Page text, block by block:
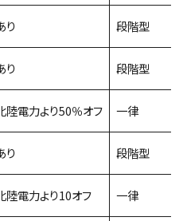
り 段階型
り 段階型
陸電力より50％オフ 一律
り 段階型
陸電力より10オフ 一律